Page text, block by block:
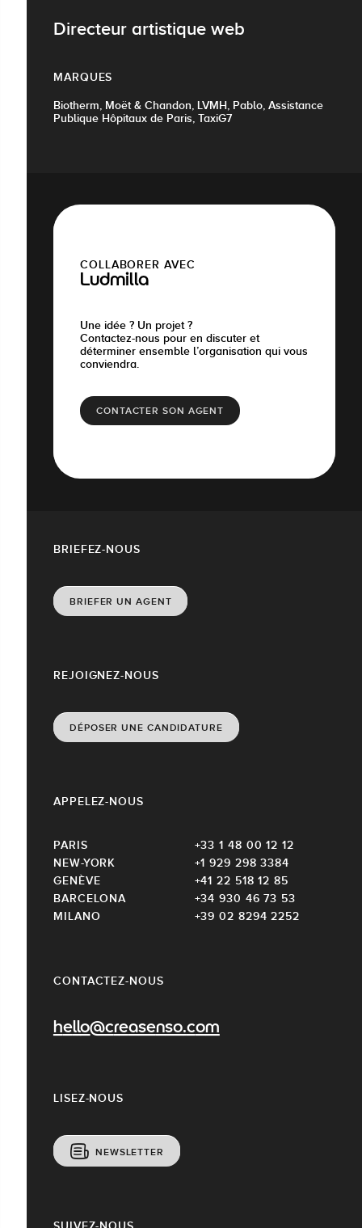
Directeur artistique web
MARQUES
Biotherm, Moët & Chandon, LVMH, Pablo, Assistance
Publique Hôpitaux de Paris, TaxiG7
COLLABORER AVEC
Ludmilla
Une idée ? Un projet ?
Contactez-nous pour en discuter et
déterminer ensemble l’organisation qui vous
conviendra.
CONTACTER SON AGENT
CONTACTEZ-NOUS
hello@creasenso.com
REJOIGNEZ-NOUS
DÉPOSER UNE CANDIDATURE
LISEZ-NOUS
NEWSLETTER
APPELEZ-NOUS
PARIS
+33 1 48 00 12 12
NEW-YORK
+1 929 298 3384
GENÈVE
+41 22 518 12 85
BARCELONA
+34 930 46 73 53
MILANO
+39 02 8294 2252
BRIEFEZ-NOUS
BRIEFER UN AGENT